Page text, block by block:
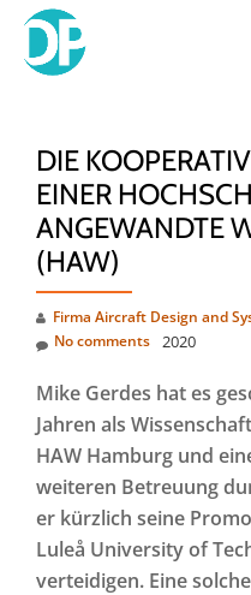
Skip
DIE
EINER
ANGEWANDTE
(HAW)
Firma Aircraft Design and
2020
No comments
Mike Gerdes hat es
Jahren als
HAW Hamburg und
weiteren Betreuung
er kürzlich seine
Luleå University of
verteidigen. Eine